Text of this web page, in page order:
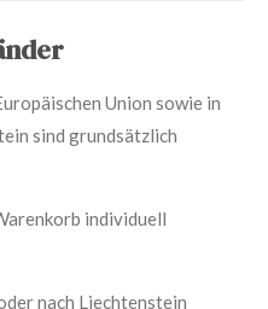
Union sowie in
sind grundsätzlich
individuell
nach Liechtenstein